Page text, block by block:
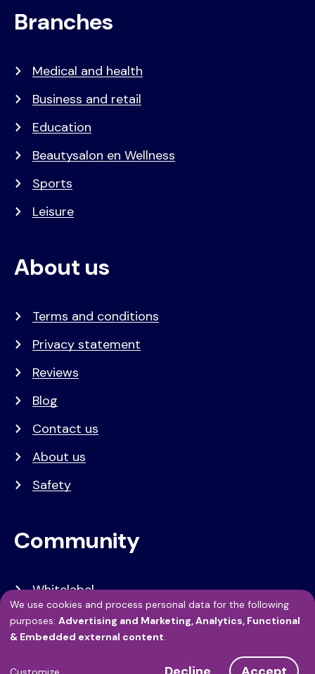
Branches
Medical and health
Business and retail
Education
Beautysalon en Wellness
Sports
Leisure
About us
Terms and conditions
Privacy statement
Reviews
Blog
Contact us
About us
Safety
Community
Whitelabel
Developers
API Referentie
Use
We use cookies and process personal data for the following
purposes: Advertising and Marketing, Analytics, Functional
& Embedded external content.